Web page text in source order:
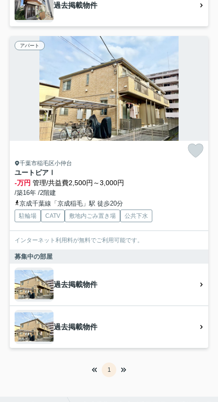
過去掲載物件
アパート
千葉市稲毛区小仲台
ユートピアⅠ
-万円 管理/共益費2,500円～3,000円
/築16年 /2階建
京成千葉線「京成稲毛」駅 徒歩20分
駐輪場 CATV 敷地内ごみ置き場 公共下水
インターネット利用料が無料でご利用可能です。
募集中の部屋
過去掲載物件
過去掲載物件
1